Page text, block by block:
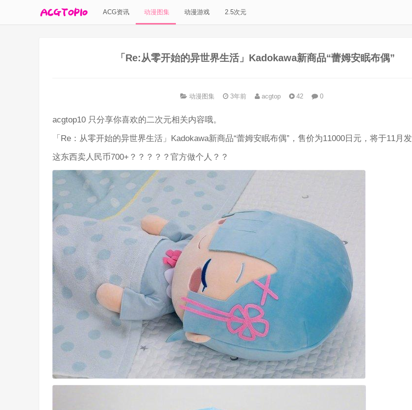
ACG资讯 动漫图集 动漫游戏 2.5次元
「Re:从零开始的异世界生活」Kadokawa新商品“蕾姆安眠布偶”
动漫图集 3年前 acgtop 42 0
acgtop10 只分享你喜欢的二次元相关内容哦。
「Re：从零开始的异世界生活」Kadokawa新商品“蕾姆安眠布偶”，售价为11000日元，将于11月发
这东西卖人民币700+？？？？？官方做个人？？